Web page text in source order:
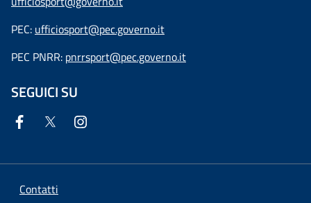
PEC: ufficiosport@pec.governo.it
PEC PNRR: pnrrsport@pec.governo.it
SEGUICI SU
Contatti